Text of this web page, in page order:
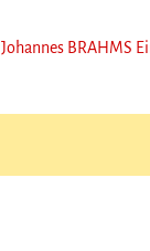
Johannes BRAHMS